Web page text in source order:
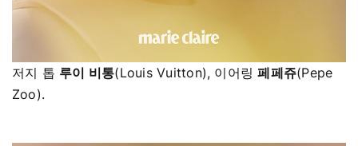
저지 톱 루이 비통(Louis Vuitton), 이어링페페쥬(Pepe
Zoo).